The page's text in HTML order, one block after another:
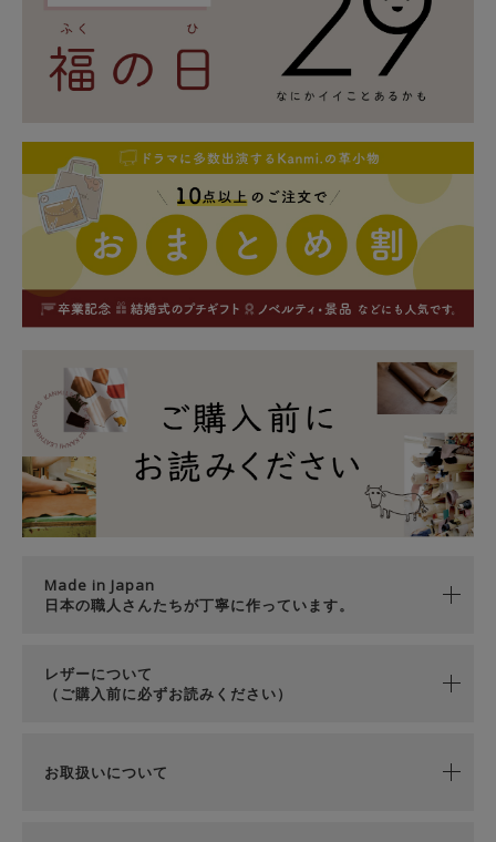
Made in Japan
日本の職人さんたちが丁寧に作っています。
レザーについて
（ご購入前に必ずお読みください）
お取扱いについて